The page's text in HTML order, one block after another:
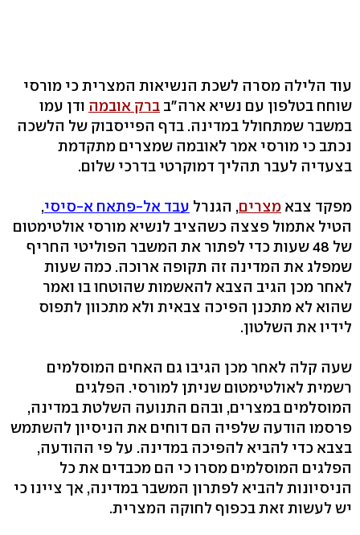
עוד הלילה מסרה לשכת הנשיאות המצרית כי מורסי
שוחח בטלפון עם נשיא ארה"ב ברק אובמה ודן עמו
במשבר שמתחולל במדינה. בדף הפייסבוק של הלשכה
נכתב כי מורסי אמר לאובמה שמצרים מתקדמת
בצעדיה לעבר תהליך דמוקרטי בדרכי שלום.
מפקד צבא מצרים, הגנרל עבד אל-פתאח א-סיסי,
הטיל אתמול פצצה כשהציב לנשיא מורסי אולטימטום
של 48 שעות כדי לפתור את המשבר הפוליטי החריף
שמפלג את המדינה זה תקופה ארוכה. כמה שעות
לאחר מכן הגיב הצבא להאשמות שהוטחו בו ואמר
שהוא לא מתכנן הפיכה צבאית ולא מתכוון לתפוס
לידיו את השלטון.
שעה קלה לאחר מכן הגיבו גם האחים המוסלמים
רשמית לאולטימטום שניתן למורסי. הפלגים
המוסלמים במצרים, ובהם התנועה השלטת במדינה,
פרסמו הודעה שלפיה הם דוחים את הניסיון להשתמש
בצבא כדי להביא להפיכה במדינה. על פי ההודעה,
הפלגים המוסלמים מסרו כי הם מכבדים את כל
הניסיונות להביא לפתרון המשבר במדינה, אך ציינו כי
יש לעשות זאת בכפוף לחוקה המצרית.